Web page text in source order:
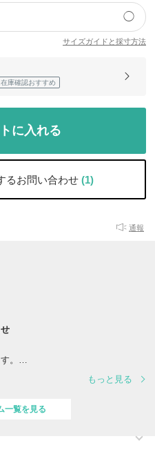
◯
サイズガイドと採寸方法
庫確認おすすめ
に入れる
るお問い合わせ (1)
通報
。
) （土日は通常休業日です）
)より順次対応させていただきま
お受け付けしております。
もっと見る
一覧を見る